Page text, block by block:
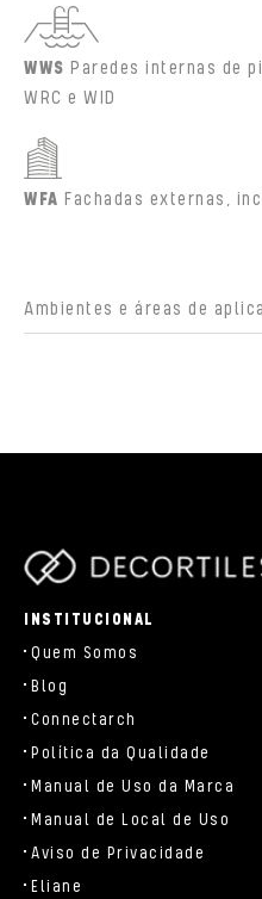
WWS Paredes internas de
WRC e WID
WFA Fachadas externas,
Ambientes e áreas de
INSTITUCIONAL
Quem Somos
Blog
Connectarch
Política da Qualidade
Manual de Uso da Marca
Manual de Local de Uso
Aviso de Privacidade
Eliane